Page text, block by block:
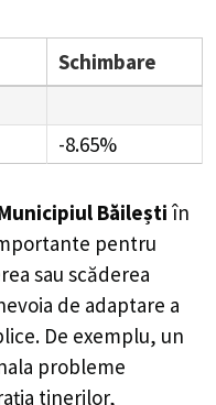
Schimbare
-8.65%
Băilești în
pentru
sau scăderea
de adaptare a
De exemplu, un
probleme
tinerilor,